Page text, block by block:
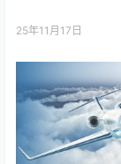
25年11月17日